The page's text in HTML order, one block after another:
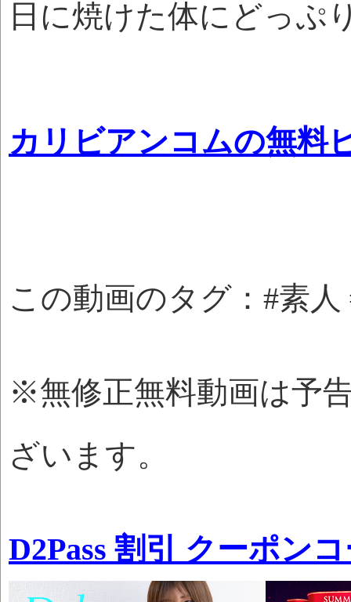
日に焼けた体にどっぷ
カリビアンコムの無料
この動画のタグ：#素
※無修正無料動画は予
ざいます。
D2Pass 割引 クーポン